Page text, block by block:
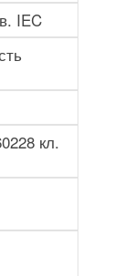
IEC
кл.